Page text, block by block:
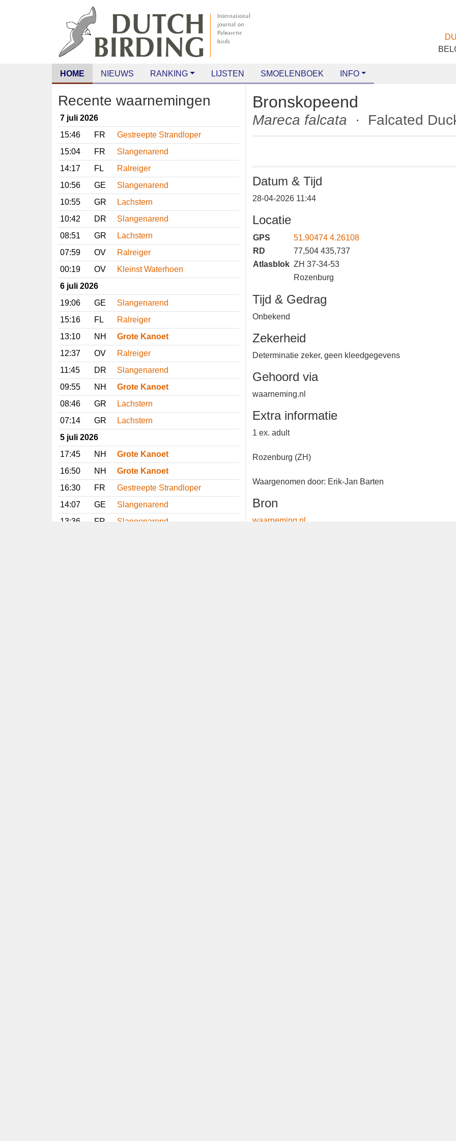
HOME NIEUWS RANKING LIJSTEN SMOELENBOEK INFO
Recente waarnemingen
7 juli 2026
15:46
FR
Gestreepte Strandloper
15:04
FR
Slangenarend
14:17
FL
Ralreiger
10:56
GE
Slangenarend
10:55
GR
Lachstern
10:42
DR
Slangenarend
08:51
GR
Lachstern
07:59
OV
Ralreiger
00:19
OV
Kleinst Waterhoen
6 juli 2026
19:06
GE
Slangenarend
15:16
FL
Ralreiger
13:10
NH
Grote Kanoet
12:37
OV
Ralreiger
11:45
DR
Slangenarend
09:55
NH
Grote Kanoet
08:46
GR
Lachstern
07:14
GR
Lachstern
5 juli 2026
17:45
NH
Grote Kanoet
16:50
NH
Grote Kanoet
16:30
FR
Gestreepte Strandloper
14:07
GE
Slangenarend
13:36
FR
Slangenarend
Bronskopeend
Mareca falcata · Falcated
Datum & Tijd
28-04-2026 11:44
Locatie
GPS
51.90474 4.26108
RD
77,504 435,737
Atlasblok ZH 37-34-53
Rozenburg
Tijd & Gedrag
Onbekend
Zekerheid
Determinatie zeker, geen
Gehoord via
Extra informatie
Bron